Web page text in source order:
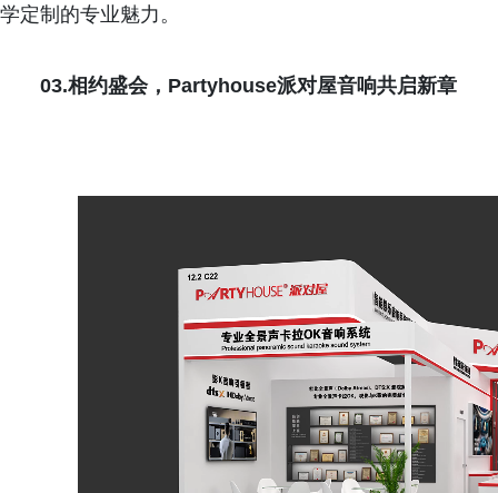
学定制的专业魅力。
03.相约盛会，Partyhouse派对屋音响共启新章